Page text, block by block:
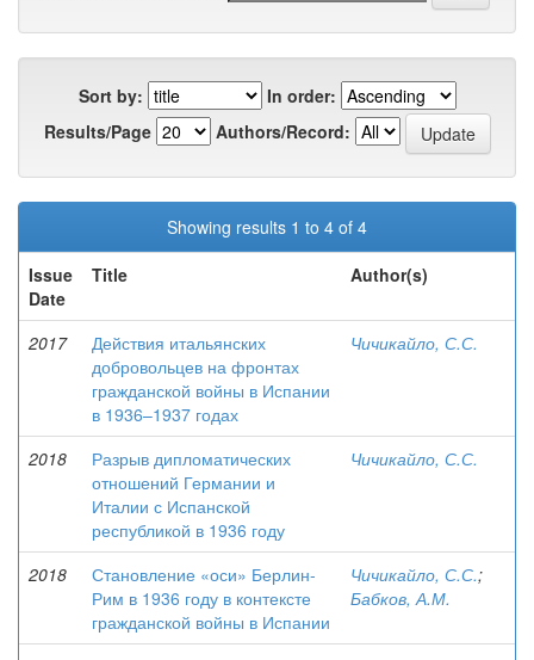
Sort by:
In order:
Results/Page
Authors/Record:
Showing results 1 to 4 of 4
Issue
Date
Title Author(s)
2017
Действия итальянских
добровольцев на фронтах
гражданской войны в Испании
в 1936–1937 годах
Чичикайло, С.С.
2018
Разрыв дипломатических
отношений Германии и
Италии с Испанской
республикой в 1936 году
Чичикайло, С.С.
2018
Становление «оси» Берлин-
Рим в 1936 году в контексте
гражданской войны в Испании
Чичикайло, С.С.;
Бабков, А.М.